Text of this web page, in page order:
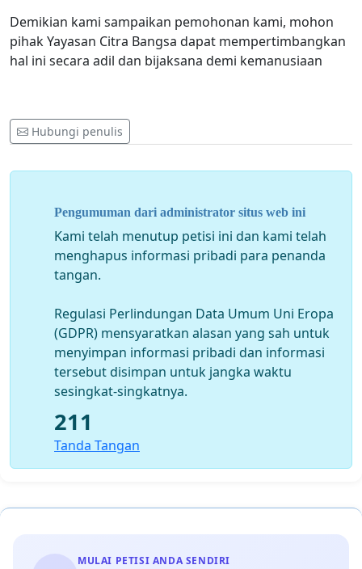
Demikian kami sampaikan pemohonan kami, mohon
pihak Yayasan Citra Bangsa dapat mempertimbangkan
hal ini secara adil dan bijaksana demi kemanusiaan
Hubungi penulis
Pengumuman dari administrator situs web ini
Kami telah menutup petisi ini dan kami telah
menghapus informasi pribadi para penanda
tangan.
Regulasi Perlindungan Data Umum Uni Eropa
(GDPR) mensyaratkan alasan yang sah untuk
menyimpan informasi pribadi dan informasi
tersebut disimpan untuk jangka waktu
sesingkat-singkatnya.
211
Tanda Tangan
MULAI PETISI ANDA SENDIRI